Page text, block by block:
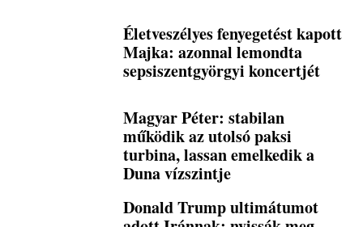
Életveszélyes fenyegetést kapott
Majka: azonnal lemondta
sepsiszentgyörgyi koncertjét
Magyar Péter: stabilan
működik az utolsó paksi
turbina, lassan emelkedik a
Duna vízszintje
Donald Trump ultimátumot